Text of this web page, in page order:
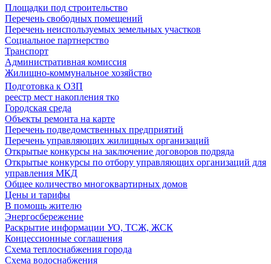
Площадки под строительство
Перечень свободных помещений
Перечень неиспользуемых земельных участков
Социальное партнерство
Транспорт
Административная комиссия
Жилищно-коммунальное хозяйство
Подготовка к ОЗП
реестр мест накопления тко
Городская среда
Объекты ремонта на карте
Перечень подведомственных предприятий
Перечень управляющих жилищных организаций
Открытые конкурсы на заключение договоров подряда
Открытые конкурсы по отбору управляющих организаций для
управления МКД
Общее количество многоквартирных домов
Цены и тарифы
В помощь жителю
Энергосбережение
Раскрытие информации УО, ТСЖ, ЖСК
Концессионные соглашения
Схема теплоснабжения города
Схема водоснабжения